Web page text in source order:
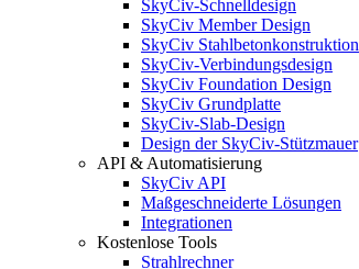
SkyCiv-Schnelldesign
SkyCiv Member Design
SkyCiv Stahlbetonkonstruktion
SkyCiv-Verbindungsdesign
SkyCiv Foundation Design
SkyCiv Grundplatte
SkyCiv-Slab-Design
Design der SkyCiv-Stützmauer
API & Automatisierung
SkyCiv API
Maßgeschneiderte Lösungen
Integrationen
Kostenlose Tools
Strahlrechner